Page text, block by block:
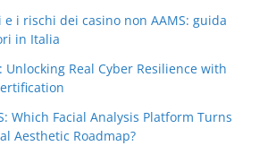
i rischi dei casino non AAMS: guida
in Italia
Unlocking Real Cyber Resilience with
Which Facial Analysis Platform Turns
Aesthetic Roadmap?